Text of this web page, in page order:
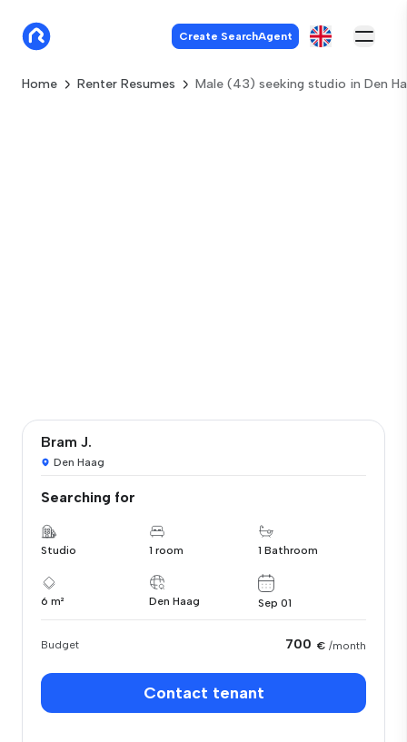
Create SearchAgent
Home Renter Resumes Male (43) seeking studio in Den
Bram J.
Den Haag
Searching for
Studio 1 room 1 Bathroom
6 m² Den Haag Sep 01
Budget 700 € /month
Contact tenant